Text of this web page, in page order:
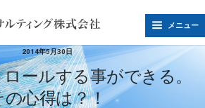
メニュー
2014年5月30日
ールする事ができる。
の心得は？！